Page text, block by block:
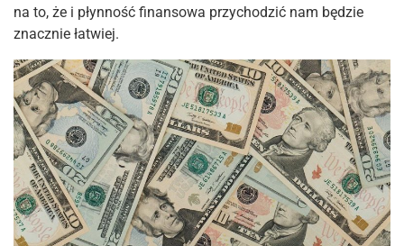
na to, że i płynność finansowa przychodzić nam będzie
znacznie łatwiej.